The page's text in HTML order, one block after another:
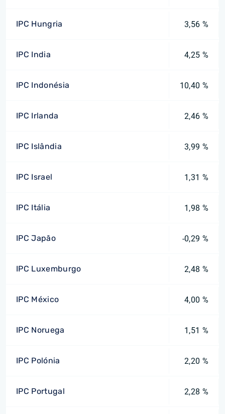
IPC Hungria 3,56 %
IPC India 4,25 %
IPC Indonésia 10,40 %
IPC Irlanda 2,46 %
IPC Islândia 3,99 %
IPC Israel 1,31 %
IPC Itália 1,98 %
IPC Japão -0,29 %
IPC Luxemburgo 2,48 %
IPC México 4,00 %
IPC Noruega 1,51 %
IPC Polónia 2,20 %
IPC Portugal 2,28 %